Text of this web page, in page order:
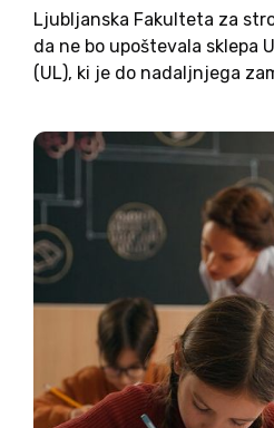
Ljubljanska Fakulteta za
da ne bo upoštevala sklepa
(UL), ki je do nadaljnjega
sporočil Inštitut 8. marec.
fakultete, ki ji je...